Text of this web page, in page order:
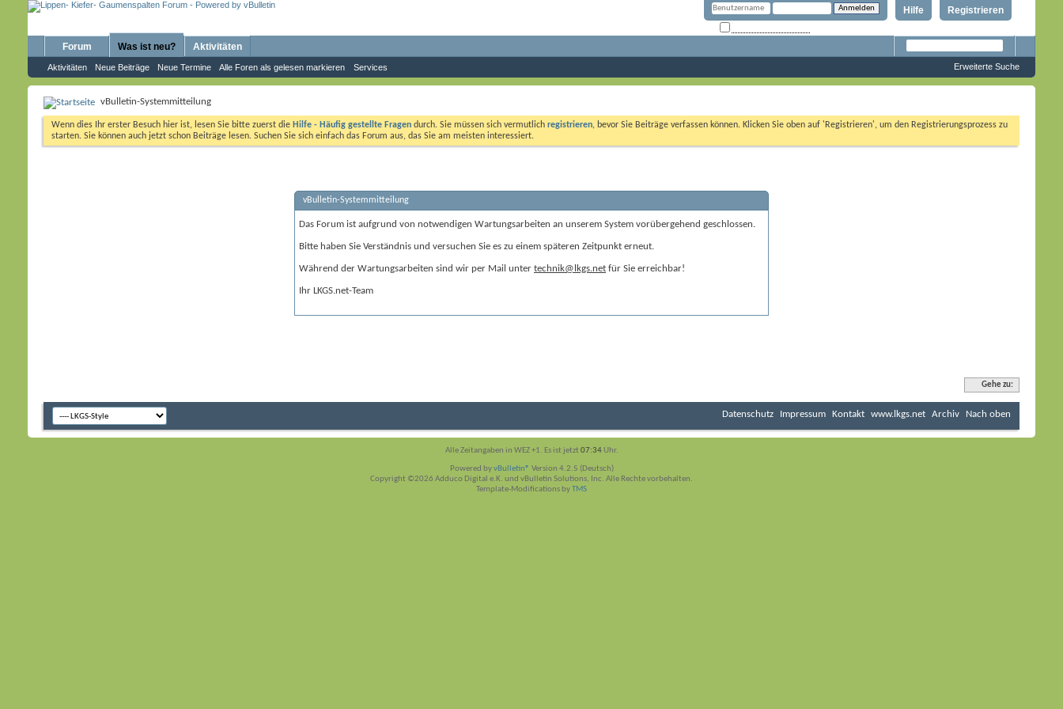
Registrieren
Hilfe
Forum Was ist neu?
Aktivitäten Neue Beiträge Neue Termine Alle Foren als gelesen markieren Services
Aktivitäten
Erweiterte Suche
vBulletin-Systemmitteilung
Wenn dies Ihr erster Besuch hier ist, lesen Sie bitte zuerst die Hilfe - Häufig gestellte Fragen durch. Sie müssen sich vermutlich registrieren, bevor Sie Beiträge verfassen können. Klicken Sie oben auf 'Registrieren', um den Registrierungsprozess zu
starten. Sie können auch jetzt schon Beiträge lesen. Suchen Sie sich einfach das Forum aus, das Sie am meisten interessiert.
vBulletin-Systemmitteilung
Das Forum ist aufgrund von notwendigen Wartungsarbeiten an unserem System vorübergehend geschlossen.
Bitte haben Sie Verständnis und versuchen Sie es zu einem späteren Zeitpunkt erneut.
Während der Wartungsarbeiten sind wir per Mail unter technik@lkgs.net für Sie erreichbar!
Ihr LKGS.net-Team
Gehe zu:
Datenschutz Impressum Kontakt www.lkgs.net Archiv Nach oben
Alle Zeitangaben in WEZ +1. Es ist jetzt07:34Uhr.
Powered byvBulletin® Version 4.2.5 (Deutsch)
Copyright ©2026 Adduco Digital e.K. und vBulletin Solutions, Inc. Alle Rechte vorbehalten.
Template-Modifications byTMS